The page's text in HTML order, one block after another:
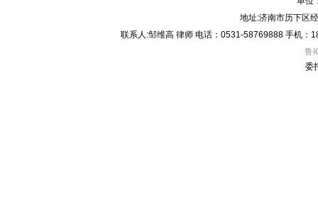
地址:济南市历下区
联系人:邹维高 律师 电话：0531-58769888 手机
鲁
委